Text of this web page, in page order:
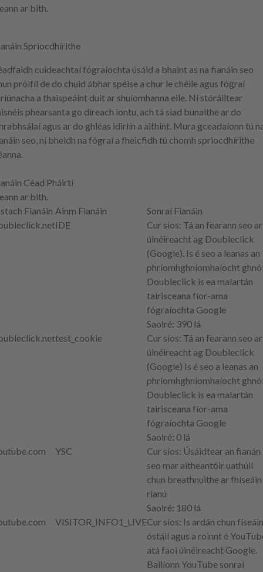
ar bith.
Spriocdhírithe
cuideachtaí fógraíochta úsáid a bhaint as na fianáin seo
próifíl de do chuid ábhar spéise a chur le chéile agus fógraí
a thaispeáint duit ar shuíomhanna eile. Ní stóráiltear
phearsanta go díreach iontu, ach tá siad bunaithe ar do
agus ar do ghléas idirlín a aithint. Mura gceadaíonn tú
seo, ní bheidh na fógraí a fheicfidh tú chomh spriocdhírithe
Céad Pháirtí
ar bith.
Fianáin Ainm Fianáin
Sonraí Fianáin
IDE Cur síos: Tá an fearann seo ar
úinéireacht ag Doubleclick
(Google). Is é seo a leanas an
phríomhghníomhaíocht
Doubleclick is ea malartán
tairisceana fíor-ama
fógraíochta Google
Saolré: 390 lá
test_cookie Cur síos: Tá an fearann seo ar
úinéireacht ag Doubleclick
(Google) Is é seo a leanas an
phríomhghníomhaíocht
Doubleclick is ea malartán
tairisceana fíor-ama
fógraíochta Google
Saolré: 0 lá
YSC Cur síos: Úsáidtear an fianán
seo mar aitheantóir uathúil
chun breathnuithe ar fhíseáin
rianú
Saolré: 180 lá
VISITOR_INFO1_LIVECur síos: Is ardán chun
óstáil agus a roinnt é
atá faoi úinéireacht Google.
Bailíonn YouTube sonraí